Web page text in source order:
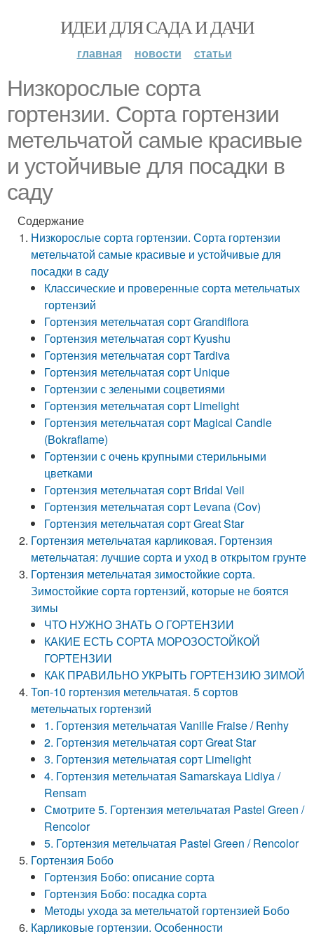
ИДЕИ ДЛЯ САДА И ДАЧИ
главная новости статьи
Низкорослые сорта
гортензии. Сорта гортензии
метельчатой самые красивые
и устойчивые для посадки в
саду
Содержание
Низкорослые сорта гортензии. Сорта гортензии
метельчатой самые красивые и устойчивые для
посадки в саду
Классические и проверенные сорта метельчатых
гортензий
Гортензия метельчатая сорт Grandiflora
Гортензия метельчатая сорт Kyushu
Гортензия метельчатая сорт Tardiva
Гортензия метельчатая сорт Unique
Гортензии с зелеными соцветиями
Гортензия метельчатая сорт Limelight
Гортензия метельчатая сорт Magical Candle
(Bokraflame)
Гортензии с очень крупными стерильными
цветками
Гортензия метельчатая сорт Bridal Veil
Гортензия метельчатая сорт Levana (Cov)
Гортензия метельчатая сорт Great Star
Гортензия метельчатая карликовая. Гортензия
метельчатая: лучшие сорта и уход в открытом грунте
Гортензия метельчатая зимостойкие сорта.
Зимостойкие сорта гортензий, которые не боятся
зимы
ЧТО НУЖНО ЗНАТЬ О ГОРТЕНЗИИ
КАКИЕ ЕСТЬ СОРТА МОРОЗОСТОЙКОЙ
ГОРТЕНЗИИ
КАК ПРАВИЛЬНО УКРЫТЬ ГОРТЕНЗИЮ ЗИМОЙ
Топ-10 гортензия метельчатая. 5 сортов
метельчатых гортензий
1. Гортензия метельчатая Vanille Fraise / Renhy
2. Гортензия метельчатая сорт Great Star
3. Гортензия метельчатая сорт Limelight
4. Гортензия метельчатая Samarskaya Lidiya /
Rensam
Смотрите 5. Гортензия метельчатая Pastel Green /
Rencolor
5. Гортензия метельчатая Pastel Green / Rencolor
Гортензия Бобо
Гортензия Бобо: описание сорта
Гортензия Бобо: посадка сорта
Методы ухода за метельчатой гортензией Бобо
Карликовые гортензии. Особенности